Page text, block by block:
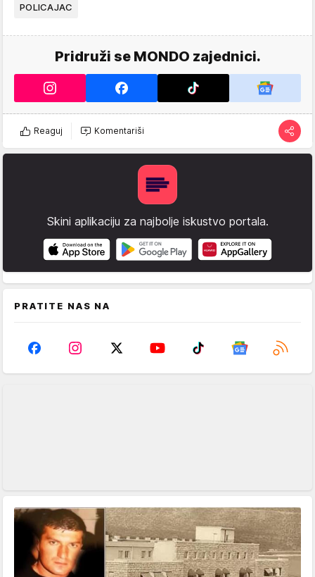
POLICAJAC
Pridruži se MONDO zajednici.
Reaguj Komentariši
Skini aplikaciju za najbolje iskustvo portala.
PRATITE NAS NA